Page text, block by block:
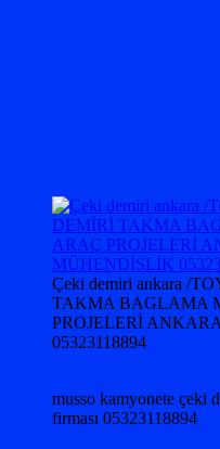
Çeki demiri ankara /
TAKMA BAGLAMA
PROJELERİ
05323118894
musso kamyonete çeki
firması 05323118894